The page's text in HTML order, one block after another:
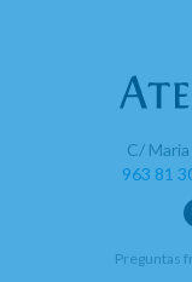
C/
963 81
Preguntas